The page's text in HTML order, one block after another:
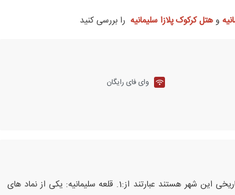
وهتل کرکوک پلازا سلیمانیه را بررسی کنید
وای فای رایگان
مکان‌ های نزدیک به هتل لاوه در شهر سلیمانیه که از جاذبه‌ های مهم و تاریخی این شهر هستند عبارتند از:1. قلعه سلیمانیه: یکی از نماد های